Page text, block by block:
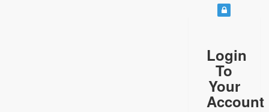
Login
To
Your
Account